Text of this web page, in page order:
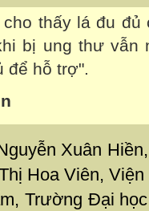
thấy lá đu
bị ung thư vẫn
để hỗ trợ".
Xuân
Hoa Viên,
Trường Đại